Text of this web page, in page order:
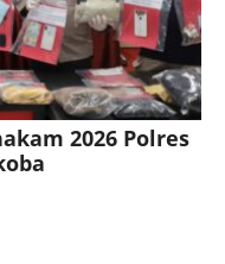
2026 Polres